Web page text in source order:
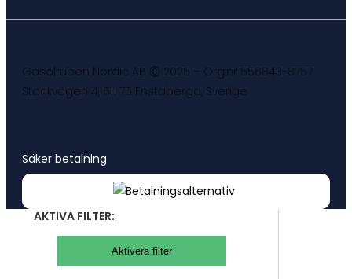
Gasoltuben Nordic AB Ⓒ 2025 – Org.nr 556843-8757
Stockvägen 4, 611 75 Enstaberga, Sverige
Säker betalning
AKTIVA FILTER:
Aktivera filter